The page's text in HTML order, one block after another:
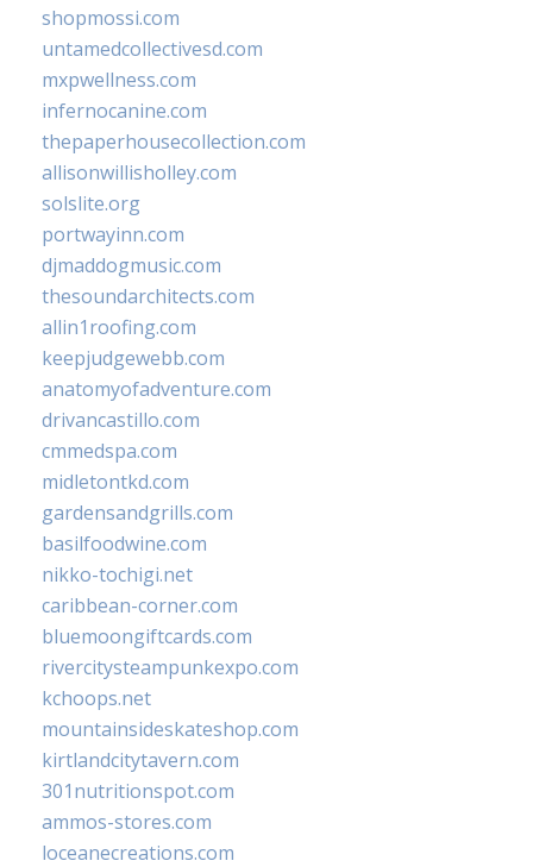
shopmossi.com
untamedcollectivesd.com
mxpwellness.com
infernocanine.com
thepaperhousecollection.com
allisonwillisholley.com
solslite.org
portwayinn.com
djmaddogmusic.com
thesoundarchitects.com
allin1roofing.com
keepjudgewebb.com
anatomyofadventure.com
drivancastillo.com
cmmedspa.com
midletontkd.com
gardensandgrills.com
basilfoodwine.com
nikko-tochigi.net
caribbean-corner.com
bluemoongiftcards.com
rivercitysteampunkexpo.com
kchoops.net
mountainsideskateshop.com
kirtlandcitytavern.com
301nutritionspot.com
ammos-stores.com
loceanecreations.com